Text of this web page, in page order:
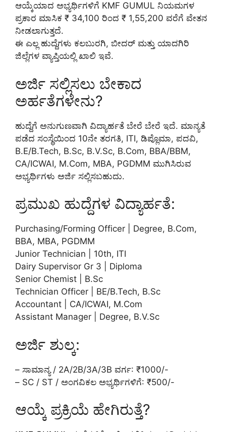
ಆಯ್ಕೆಯಾದ ಅಭ್ಯರ್ಥಿಗಳಿಗೆ KMF GUMUL ನಿಯಮಗಳ
ಪ್ರಕಾರ ಮಾಸಿಕ ₹ 34,100 ರಿಂದ ₹ 1,55,200 ವರೆಗೆ ವೇತನ
ನೀಡಲಾಗುತ್ತದೆ.
ಈ ಎಲ್ಲ ಹುದ್ದೆಗಳು ಕಲಬುರಗಿ, ಬೀದರ್ ಮತ್ತು ಯಾದಗಿರಿ
ಜಿಲ್ಲೆಗಳ ವ್ಯಾಪ್ತಿಯಲ್ಲಿ ಖಾಲಿ ಇವೆ.
ಅರ್ಜಿ ಸಲ್ಲಿಸಲು ಬೇಕಾದ
ಅರ್ಹತೆಗಳೇನು?
ಹುದ್ದೆಗೆ ಅನುಗುಣವಾಗಿ ವಿದ್ಯಾರ್ಹತೆ ಬೇರೆ ಬೇರೆ ಇದೆ. ಮಾನ್ಯತೆ
ಪಡೆದ ಸಂಸ್ಥೆಯಿಂದ 10ನೇ ತರಗತಿ, ITI, ಡಿಪ್ಲೊಮಾ, ಪದವಿ,
B.E/B.Tech, B.Sc, B.V.Sc, B.Com, BBA/BBM,
CA/ICWAI, M.Com, MBA, PGDMM ಮುಗಿಸಿರುವ
ಅಭ್ಯರ್ಥಿಗಳು ಅರ್ಜಿ ಸಲ್ಲಿಸಬಹುದು.
ಪ್ರಮುಖ ಹುದ್ದೆಗಳ ವಿದ್ಯಾರ್ಹತೆ:
Purchasing/Forming Officer | Degree, B.Com,
BBA, MBA, PGDMM
Junior Technician | 10th, ITI
Dairy Supervisor Gr 3 | Diploma
Senior Chemist | B.Sc
Technician Officer | BE/B.Tech, B.Sc
Accountant | CA/ICWAI, M.Com
Assistant Manager | Degree, B.V.Sc
ಅರ್ಜಿ ಶುಲ್ಕ:
– ಸಾಮಾನ್ಯ / 2A/2B/3A/3B ವರ್ಗ: ₹1000/-
– SC / ST / ಅಂಗವಿಕಲ ಅಭ್ಯರ್ಥಿಗಳಿಗೆ: ₹500/-
ಆಯ್ಕೆ ಪ್ರಕ್ರಿಯೆ ಹೇಗಿರುತ್ತೆ?